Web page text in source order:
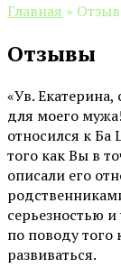
Главная »
Отзывы
«Ув.
для моего
относился к Ба
того как Вы в
описали его
серьезностью
по поводу того
развиваться.